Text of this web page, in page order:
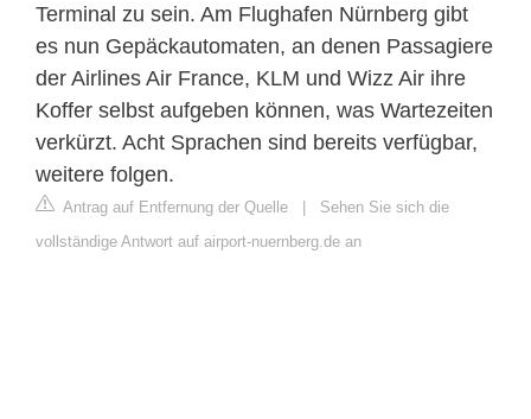
Terminal zu sein. Am Flughafen Nürnberg gibt
es nun Gepäckautomaten, an denen Passagiere
der Airlines Air France, KLM und Wizz Air ihre
Koffer selbst aufgeben können, was Wartezeiten
verkürzt. Acht Sprachen sind bereits verfügbar,
weitere folgen.
Antrag auf Entfernung der Quelle
Sehen Sie sich die
vollständige Antwort auf airport-nuernberg.de an